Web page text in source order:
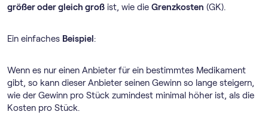
größer oder gleich groß ist, wie die Grenzkosten (GK).
Ein einfaches Beispiel :
Wenn es nur einen Anbieter für ein bestimmtes Medikament
gibt, so kann dieser Anbieter seinen Gewinn so lange steigern,
wie der Gewinn pro Stück zumindest minimal höher ist, als die
Kosten pro Stück.